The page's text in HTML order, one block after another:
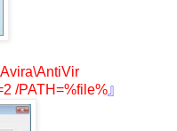
/PATH=%file%』